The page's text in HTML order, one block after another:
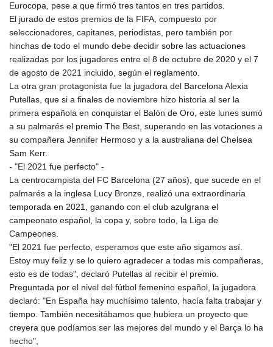
Eurocopa, pese a que firmó tres tantos en tres partidos.
El jurado de estos premios de la FIFA, compuesto por
seleccionadores, capitanes, periodistas, pero también por
hinchas de todo el mundo debe decidir sobre las actuaciones
realizadas por los jugadores entre el 8 de octubre de 2020 y el 7
de agosto de 2021 incluido, según el reglamento.
La otra gran protagonista fue la jugadora del Barcelona Alexia
Putellas, que si a finales de noviembre hizo historia al ser la
primera española en conquistar el Balón de Oro, este lunes sumó
a su palmarés el premio The Best, superando en las votaciones a
su compañera Jennifer Hermoso y a la australiana del Chelsea
Sam Kerr.
- "El 2021 fue perfecto" -
La centrocampista del FC Barcelona (27 años), que sucede en el
palmarés a la inglesa Lucy Bronze, realizó una extraordinaria
temporada en 2021, ganando con el club azulgrana el
campeonato español, la copa y, sobre todo, la Liga de
Campeones.
"El 2021 fue perfecto, esperamos que este año sigamos así.
Estoy muy feliz y se lo quiero agradecer a todas mis compañeras,
esto es de todas", declaró Putellas al recibir el premio.
Preguntada por el nivel del fútbol femenino español, la jugadora
declaró: "En España hay muchísimo talento, hacía falta trabajar y
tiempo. También necesitábamos que hubiera un proyecto que
creyera que podíamos ser las mejores del mundo y el Barça lo ha
hecho",